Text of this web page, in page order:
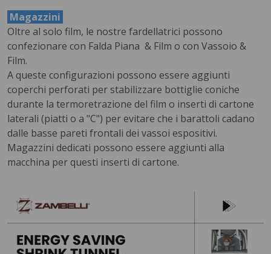
Magazzini
Oltre al solo film, le nostre fardellatrici possono
confezionare con Falda Piana & Film o con Vassoio &
Film.
A queste configurazioni possono essere aggiunti
coperchi perforati per stabilizzare bottiglie coniche
durante la termoretrazione del film o inserti di cartone
laterali (piatti o a "C") per evitare che i barattoli cadano
dalle basse pareti frontali dei vassoi espositivi.
Magazzini dedicati possono essere aggiunti alla
macchina per questi inserti di cartone.